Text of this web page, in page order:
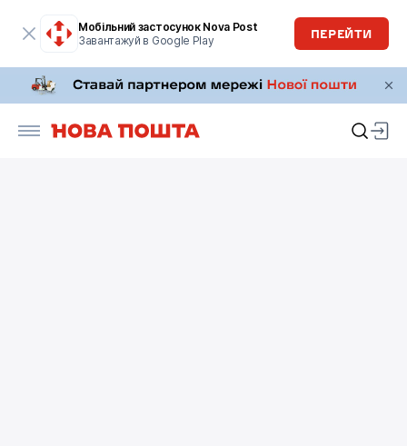
Мобільний застосунок Nova Post
Завантажуй в Google Play
ПЕРЕЙТИ